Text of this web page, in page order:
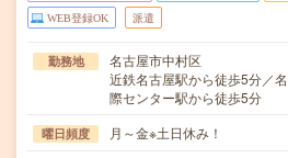
WEB登録OK 派遣
勤務地
名古屋市中村区
近鉄名古屋駅から徒歩5分／
際センター駅から徒歩5分
曜日頻度 月～金※土日休み！